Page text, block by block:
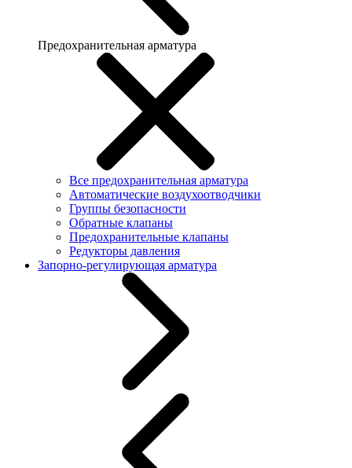
Предохранительная арматура
Все предохранительная арматура
Автоматические воздухоотводчики
Группы безопасности
Обратные клапаны
Предохранительные клапаны
Редукторы давления
Запорно-регулирующая арматура